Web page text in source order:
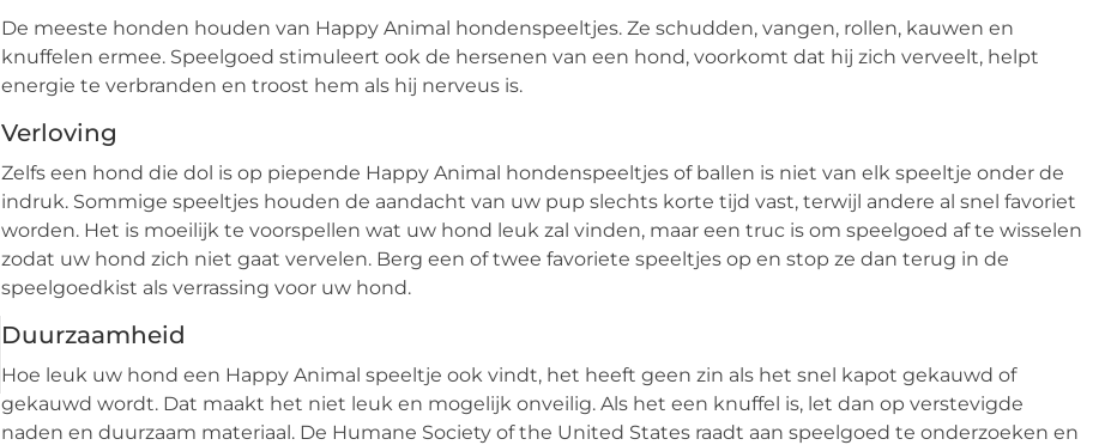
De meeste honden houden van Happy Animal hondenspeeltjes. Ze schudden, vangen, rollen, kauwen en
knuffelen ermee. Speelgoed stimuleert ook de hersenen van een hond, voorkomt dat hij zich verveelt, helpt
energie te verbranden en troost hem als hij nerveus is.
Verloving
Zelfs een hond die dol is op piepende Happy Animal hondenspeeltjes of ballen is niet van elk speeltje onder de
indruk. Sommige speeltjes houden de aandacht van uw pup slechts korte tijd vast, terwijl andere al snel favoriet
worden. Het is moeilijk te voorspellen wat uw hond leuk zal vinden, maar een truc is om speelgoed af te wisselen
zodat uw hond zich niet gaat vervelen. Berg een of twee favoriete speeltjes op en stop ze dan terug in de
speelgoedkist als verrassing voor uw hond.
Duurzaamheid
Hoe leuk uw hond een Happy Animal speeltje ook vindt, het heeft geen zin als het snel kapot gekauwd of
gekauwd wordt. Dat maakt het niet leuk en mogelijk onveilig. Als het een knuffel is, let dan op verstevigde
naden en duurzaam materiaal. De Humane Society of the United States raadt aan speelgoed te onderzoeken en